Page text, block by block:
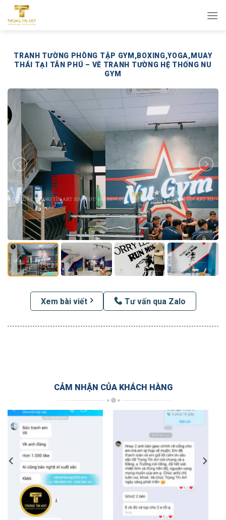
qua
TRANH TƯỜNG PHÒNG TẬP GYM,BOXING,YOGA,MUAY
THÁI TẠI TÂN PHÚ – VẼ TRANH TƯỜNG HỆ THỐNG NU
GYM
Xem bài viết Tư vấn qua Zalo
CẢM NHẬN CỦA KHÁCH HÀNG